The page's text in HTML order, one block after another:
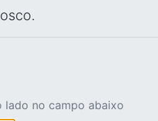
lado no campo abaixo